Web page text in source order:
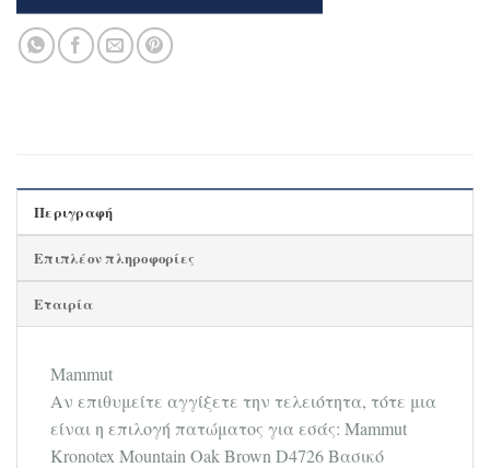
Περιγραφή
Επιπλέον πληροφορίες
Εταιρία
Mammut
Αν επιθυμείτε αγγίξετε την τελειότητα, τότε μια
είναι η επιλογή πατώματος για εσάς: Mammut
Kronotex Mountain Oak Brown D4726 Βασικό